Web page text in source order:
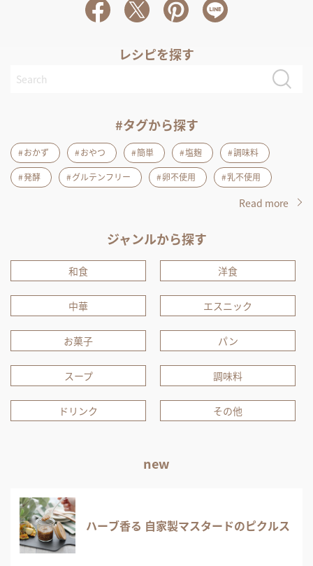
レシピを探す
#タグから探す
おかず おやつ 簡単 塩麹
調味料
発酵
グルテンフリー 卵不使用 乳不使用
Read more
ジャンルから探す
和食 洋食
中華 エスニック
お菓子 パン
スープ 調味料
ドリンク その他
new
ハーブ香る 自家製マスタードのピクルス